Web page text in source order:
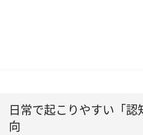
日常で起こりやすい「
向